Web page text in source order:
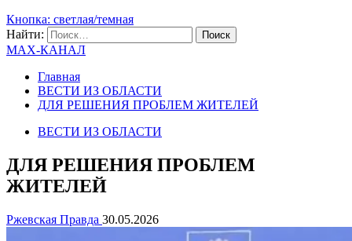
Кнопка: светлая/темная
Найти:
MAX-КАНАЛ
Главная
ВЕСТИ ИЗ ОБЛАСТИ
ДЛЯ РЕШЕНИЯ ПРОБЛЕМ ЖИТЕЛЕЙ
ВЕСТИ ИЗ ОБЛАСТИ
ДЛЯ РЕШЕНИЯ ПРОБЛЕМ
ЖИТЕЛЕЙ
Ржевская Правда 30.05.2026